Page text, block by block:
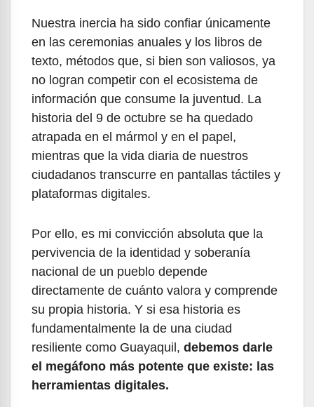
Nuestra inercia ha sido confiar únicamente
en las ceremonias anuales y los libros de
texto, métodos que, si bien son valiosos, ya
no logran competir con el ecosistema de
información que consume la juventud. La
historia del 9 de octubre se ha quedado
atrapada en el mármol y en el papel,
mientras que la vida diaria de nuestros
ciudadanos transcurre en pantallas táctiles y
plataformas digitales.
Por ello, es mi convicción absoluta que la
pervivencia de la identidad y soberanía
nacional de un pueblo depende
directamente de cuánto valora y comprende
su propia historia. Y si esa historia es
fundamentalmente la de una ciudad
resiliente como Guayaquil, debemos darle
el megáfono más potente que existe: las
herramientas digitales.